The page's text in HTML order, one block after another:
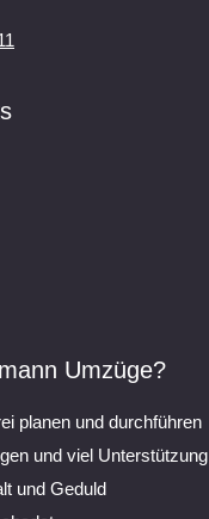
Umzüge?
planen und durchführen
und viel Unterstützung
und Geduld